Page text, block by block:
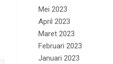
Mei 2023
April 2023
Maret 2023
Februari 2023
Januari 2023